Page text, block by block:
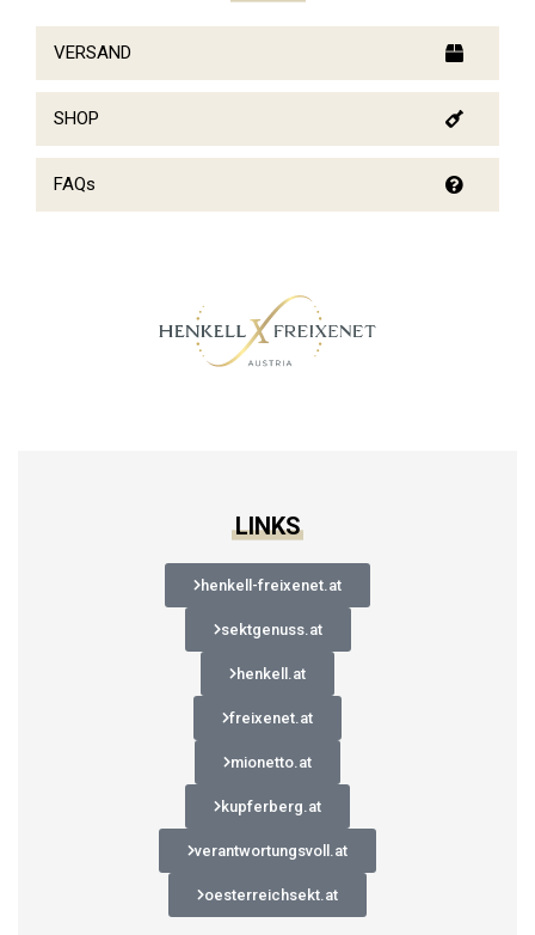
VERSAND
SHOP
FAQs
LINKS
henkell-freixenet.at
sektgenuss.at
henkell.at
freixenet.at
mionetto.at
kupferberg.at
verantwortungsvoll.at
oesterreichsekt.at